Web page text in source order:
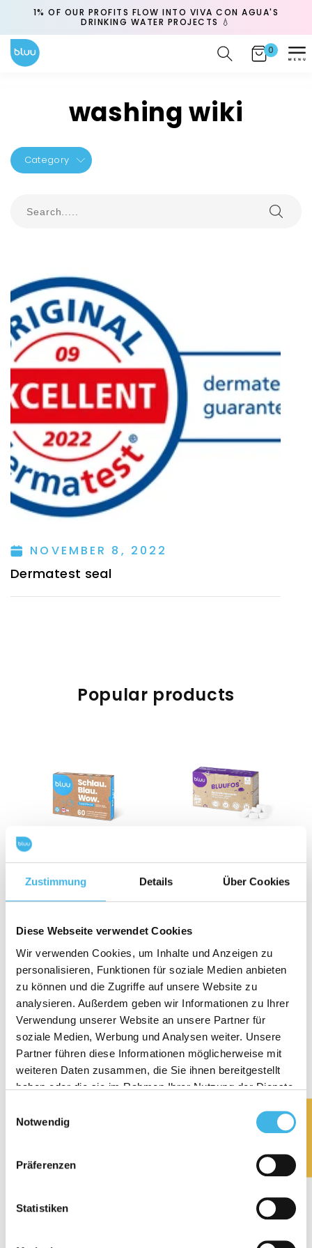
Zustimmung Details Über Cookies
Diese Webseite verwendet Cookies
Wir verwenden Cookies, um Inhalte und Anzeigen zu
personalisieren, Funktionen für soziale Medien anbieten
zu können und die Zugriffe auf unsere Website zu
analysieren. Außerdem geben wir Informationen zu Ihrer
Verwendung unserer Website an unsere Partner für
soziale Medien, Werbung und Analysen weiter. Unsere
Partner führen diese Informationen möglicherweise mit
weiteren Daten zusammen, die Sie ihnen bereitgestellt
haben oder die sie im Rahmen Ihrer Nutzung der Dienste
Notwendig
Präferenzen
Statistiken
Skip to
1% OF OUR PROFITS FLOW INTO VIVA CON AGUA'S
DRINKING WATER PROJECTS 💧
Cart0
0
items
washing wiki
Category
NOVEMBER 8, 2022
Dermatest seal
Popular products
bluu laundry sheets
Regular
price
19.90 CHF
3884 reviews
bluufos – dishwasher
price
232 reviews
BUY NOW
bluu silvertrooper -
bluu cleanions -
drinking bottle cleaner
★ Reviews